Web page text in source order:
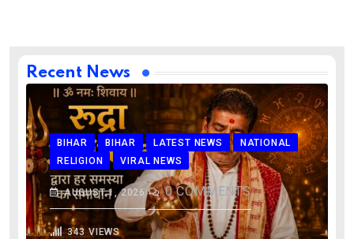
Recent News
BIHAR BIHAR LATEST NEWS
NATIONAL
RELIGION
VIRAL NEWS
AUGUST 1, 2026 0COMMENTS
343VIEWS